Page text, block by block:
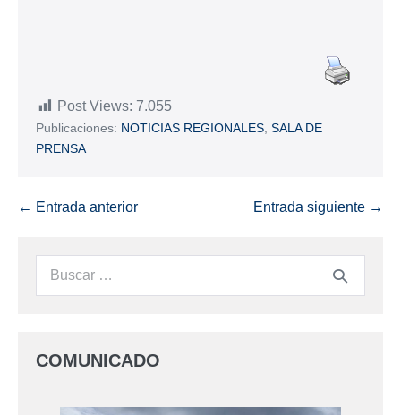
Post Views: 7.055
Publicaciones: NOTICIAS REGIONALES SALA DE
PRENSA
← Entrada anterior Entrada siguiente →
COMUNICADO